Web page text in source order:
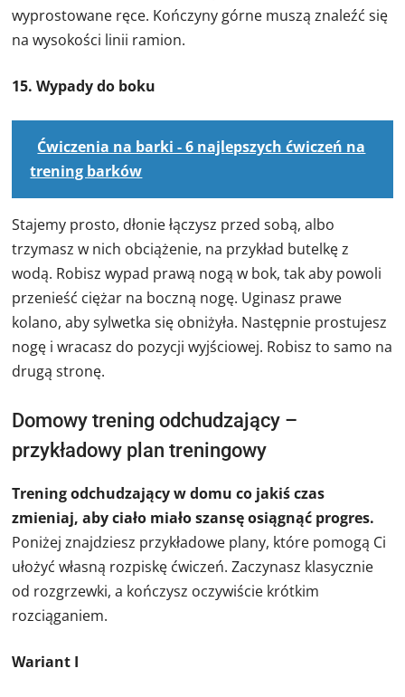
wyprostowane ręce. Kończyny górne muszą znaleźć się
na wysokości linii ramion.
15. Wypady do boku
Ćwiczenia na barki - 6 najlepszych ćwiczeń na
trening barków
Stajemy prosto, dłonie łączysz przed sobą, albo
trzymasz w nich obciążenie, na przykład butelkę z
wodą. Robisz wypad prawą nogą w bok, tak aby powoli
przenieść ciężar na boczną nogę. Uginasz prawe
kolano, aby sylwetka się obniżyła. Następnie prostujesz
nogę i wracasz do pozycji wyjściowej. Robisz to samo na
drugą stronę.
Domowy trening odchudzający –
przykładowy plan treningowy
Trening odchudzający w domu co jakiś czas
zmieniaj, aby ciało miało szansę osiągnąć progres.
Poniżej znajdziesz przykładowe plany, które pomogą Ci
ułożyć własną rozpiskę ćwiczeń. Zaczynasz klasycznie
od rozgrzewki, a kończysz oczywiście krótkim
rozciąganiem.
Wariant I